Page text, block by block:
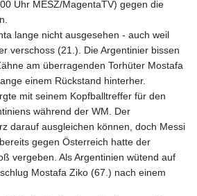
HTG 151.150865
IDR 20580.370421
ILS 3.468234
IMP 0.859288
INR 109.992259
IQD 1515.115748
IRR
1590322.371805
ISK 142.598215
JEP 0.859288
JMD 183.583315
Uhr MESZ/MagentaTV) gegen die
lange nicht ausgesehen - auch weil
verschoss (21.). Die Argentinier bissen
am überragenden Torhüter Mostafa
einem Rückstand hinterher.
mit seinem Kopfballtreffer für den
während der WM. Der
darauf ausgleichen können, doch Messi
gegen Österreich hatte der
vergeben. Als Argentinien wütend auf
Mostafa Ziko (67.) nach einem